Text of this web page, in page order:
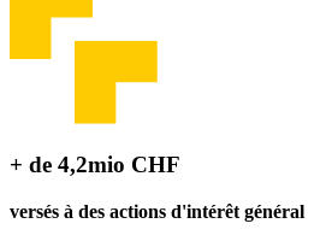
+ de 4,2mio CHF
versés à des actions d'intérêt général